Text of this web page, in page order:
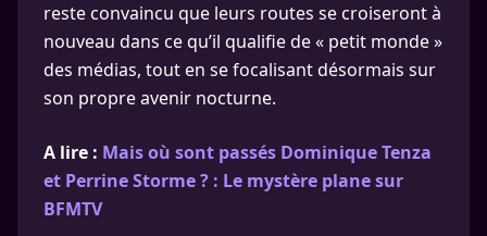
reste convaincu que leurs routes se croiseront à
nouveau dans ce qu’il qualifie de « petit monde »
des médias, tout en se focalisant désormais sur
son propre avenir nocturne.
A lire : Mais où sont passés Dominique Tenza
et Perrine Storme ? : Le mystère plane sur
BFMTV